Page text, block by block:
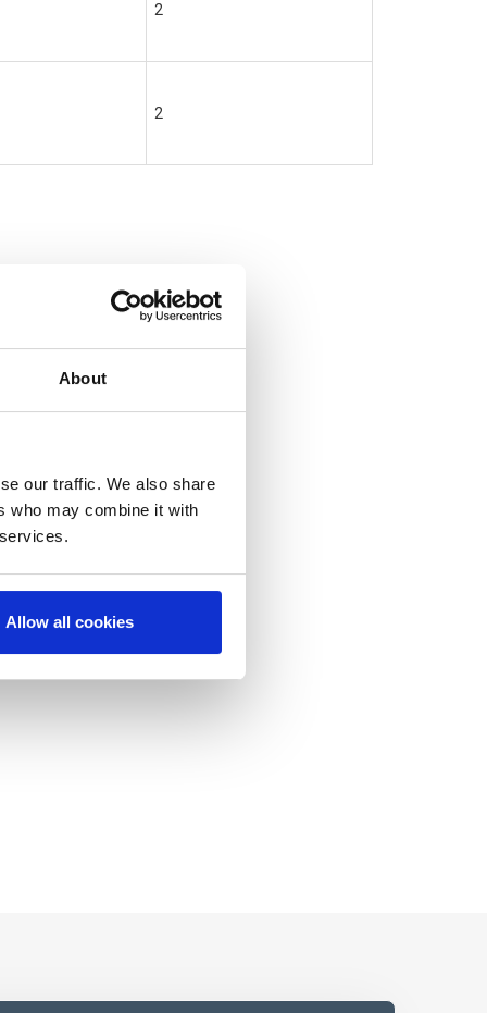
About
our traffic. We also share
who may combine it with
Allow all cookies
2
2